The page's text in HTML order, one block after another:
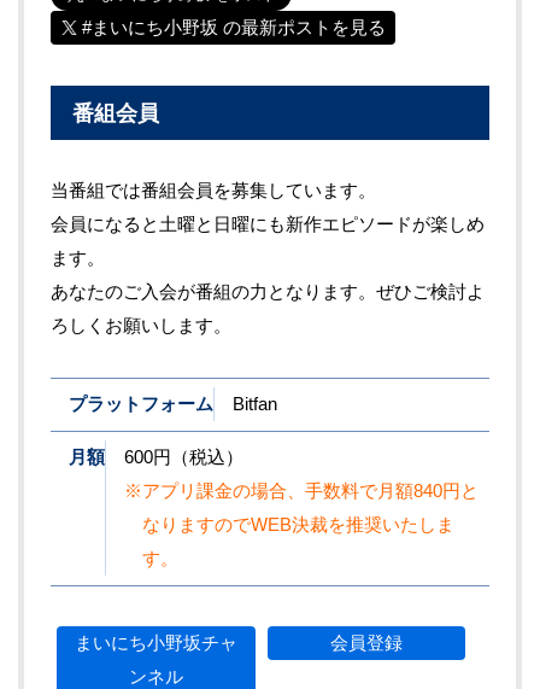
#まいにち小野坂 の最新ポストを見る
番組会員
当番組では番組会員を募集しています。
会員になると土曜と日曜にも新作エピソードが楽しめ
ます。
あなたのご入会が番組の力となります。ぜひご検討よ
ろしくお願いします。
プラットフォーム Bitfan
月額
600円（税込）
※アプリ課金の場合、手数料で月額840円と
なりますのでWEB決裁を推奨いたしま
す。
まいにち小野坂チャ
ンネル
会員登録